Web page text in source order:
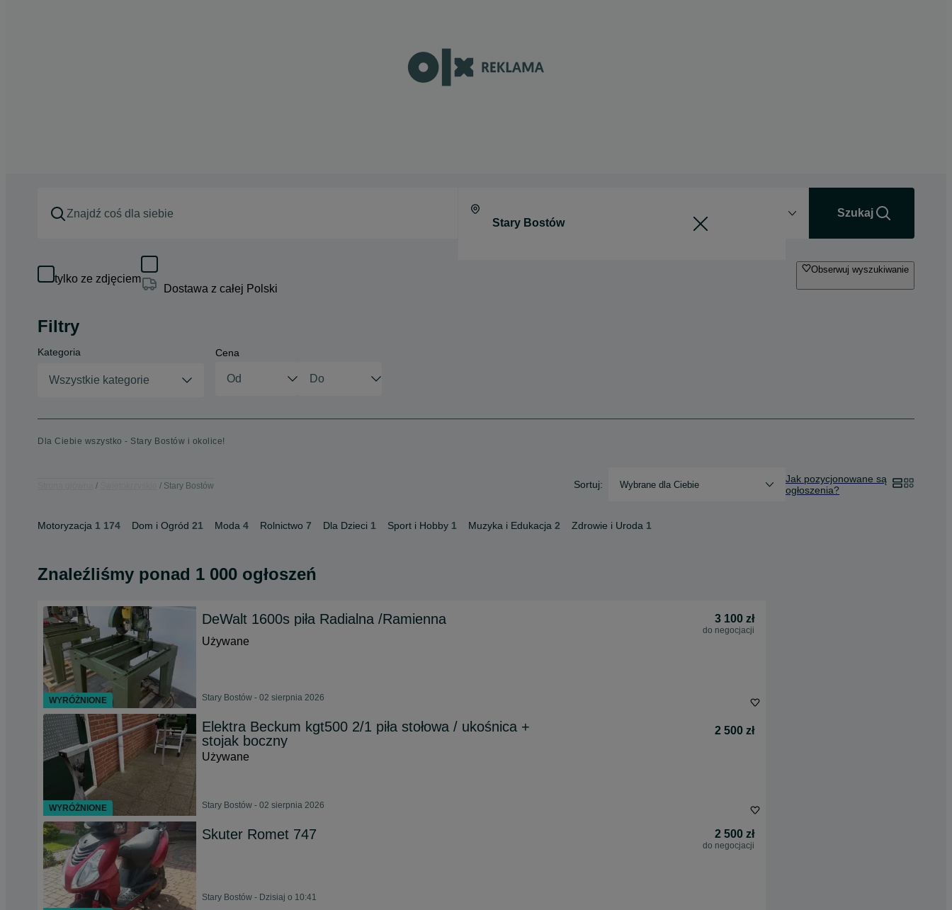
Szukaj
tylko ze zdjęciem
Dostawa z całej Polski
Obserwuj wyszukiwanie
Filtry
Kategoria
Wszystkie kategorie
Cena
Dla Ciebie wszystko - Stary Bostów i okolice!
Stary Bostów Sortuj: Wybrane dla Ciebie
Jak pozycjonowane są
ogłoszenia?
Motoryzacja 1 174 Dom i Ogród 21 Moda 4 Rolnictwo 7 Dla Dzieci 1 Sport i Hobby 1 Muzyka i Edukacja 2 Zdrowie i Uroda 1
Znaleźliśmy ponad 1 000 ogłoszeń
DeWalt 1600s piła Radialna /Ramienna 3 100 zł
do negocjacji
Używane
Stary Bostów - 02 sierpnia 2026
Elektra Beckum kgt500 2/1 piła stołowa / ukośnica +
stojak boczny
2 500 zł
Używane
Stary Bostów - 02 sierpnia 2026
Skuter Romet 747 2 500 zł
do negocjacji
Stary Bostów - Dzisiaj o 10:41
WYRÓŻNIONE
WYRÓŻNIONE